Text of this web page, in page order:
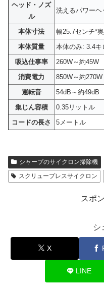
ヘッド・ノズ
ル
洗えるパワーヘ
本体寸法
幅25.7センチ*
本体質量
本体のみ: 3.4キ
吸込仕事率
260W～約45W
消費電力
850W～約270W
運転音
54dB～約49dB
集じん容積
0.35リットル
コードの長さ
5メートル
シャープのサイクロン掃除機
スクリュープレスサイクロン
スポ
シ
X
LINE